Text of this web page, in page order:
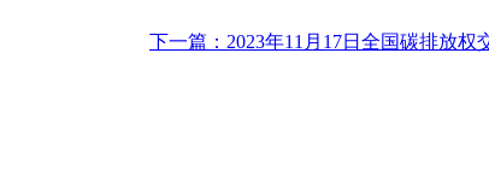
下一篇：2023年11月17日全国碳排放权